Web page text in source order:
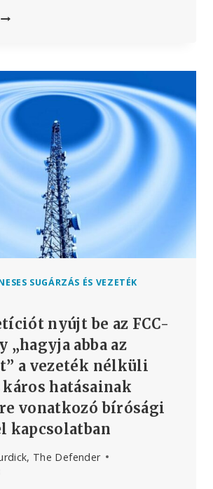
„EGYETLEN
ÉLETEMET.”
AKIT
MERCK
HPV-
VAKCINÁJA
KÁROSÍTOTT
SUGÁRZÁS ÉS VEZETÉK
nyújt be az FCC-
„hagyja abba az
a vezeték nélküli
káros hatásainak
vonatkozó bírósági
kapcsolatban
The Defender